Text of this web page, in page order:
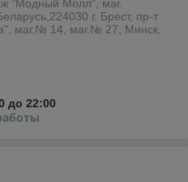
"Модный Молл", маг.
г. Брест, пр-т
маг.№ 14, маг.№ 27, Минск,
до 22:00